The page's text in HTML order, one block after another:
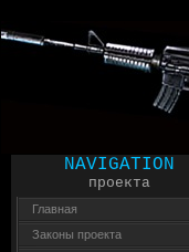
NAVIGATION
проекта
Главная
Законы проекта